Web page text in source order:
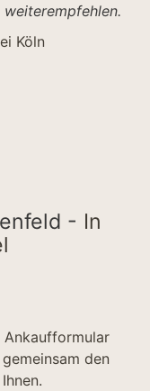
Köln
- In
Ankaufformular
den